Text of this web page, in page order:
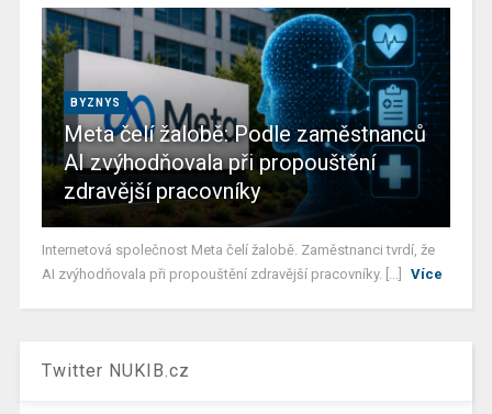
BYZNYS
Meta čelí žalobě: Podle zaměstnanců
AI zvýhodňovala při propouštění
zdravější pracovníky
Internetová společnost Meta čelí žalobě. Zaměstnanci tvrdí, že
AI zvýhodňovala při propouštění zdravější pracovníky. [...]
Více
Twitter NUKIB.cz